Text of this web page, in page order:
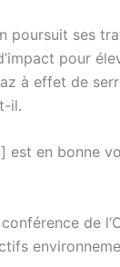
poursuit ses
pour
à effet de
il.
en bonne
de